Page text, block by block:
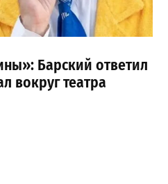
Барский ответил
вокруг театра